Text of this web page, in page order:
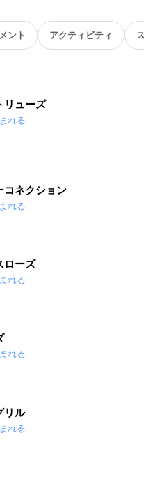
ント アクティビティ ス
リューズ
れる
コネクション
れる
ローズ
れる
れる
リル
れる